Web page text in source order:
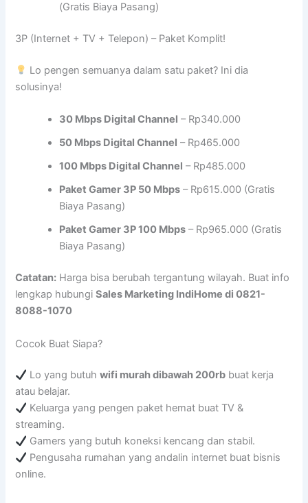
(Gratis Biaya Pasang)
3P (Internet + TV + Telepon) – Paket Komplit!
Lo pengen semuanya dalam satu paket? Ini dia
solusinya!
30 Mbps Digital Channel – Rp340.000
50 Mbps Digital Channel – Rp465.000
100 Mbps Digital Channel – Rp485.000
Paket Gamer 3P 50 Mbps – Rp615.000 (Gratis
Biaya Pasang)
Paket Gamer 3P 100 Mbps – Rp965.000 (Gratis
Biaya Pasang)
Catatan: Harga bisa berubah tergantung wilayah. Buat info
lengkap hubungiSales Marketing IndiHome di 0821-
8088-1070
Cocok Buat Siapa?
Lo yang butuhwifi murah dibawah 200rb buat kerja
atau belajar.
Keluarga yang pengen paket hemat buat TV &
streaming.
Gamers yang butuh koneksi kencang dan stabil.
Pengusaha rumahan yang andalin internet buat bisnis
online.